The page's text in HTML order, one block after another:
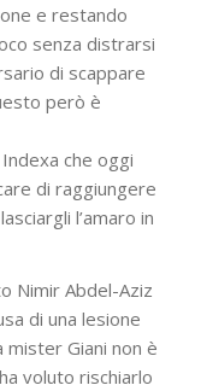
e restando
senza distrarsi
di scappare
però è
che oggi
di raggiungere
l’amaro in
Nimir Abdel-Aziz
di una lesione
mister Giani non è
voluto rischiarlo